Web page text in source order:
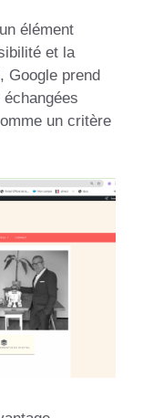
élément
et la
Google prend
un critère